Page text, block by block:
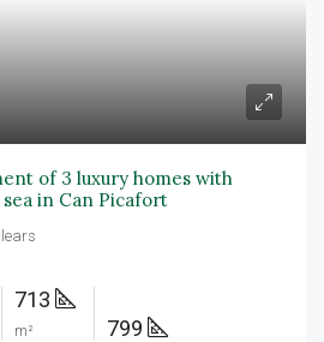
of 3 luxury homes with
in Can Picafort
713
m² 799